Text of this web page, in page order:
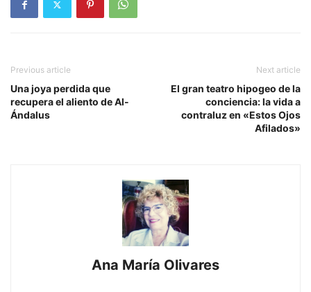
Previous article
Una joya perdida que
recupera el aliento de Al-
Ándalus
Next article
El gran teatro hipogeo de la
conciencia: la vida a
contraluz en «Estos Ojos
Afilados»
Ana María Olivares